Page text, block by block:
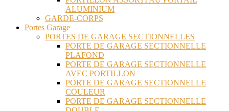
ALUMINIUM
GARDE-CORPS
Portes Garage
PORTES DE GARAGE SECTIONNELLES
PORTE DE GARAGE SECTIONNELLE
PLAFOND
PORTE DE GARAGE SECTIONNELLE
AVEC PORTILLON
PORTE DE GARAGE SECTIONNELLE
COULEUR
PORTE DE GARAGE SECTIONNELLE